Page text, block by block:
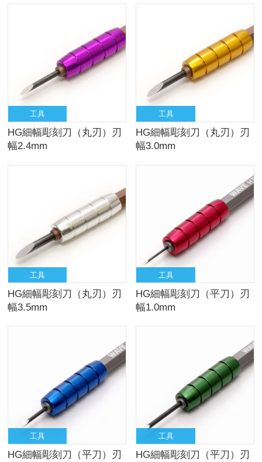
工具
HG細幅彫刻刀（丸刃）刃
幅2.4mm
工具
HG細幅彫刻刀（丸刃）刃
幅3.0mm
工具
HG細幅彫刻刀（丸刃）刃
幅3.5mm
工具
HG細幅彫刻刀（平刀）刃
幅1.0mm
工具
HG細幅彫刻刀（平刀）刃
工具
HG細幅彫刻刀（平刀）刃